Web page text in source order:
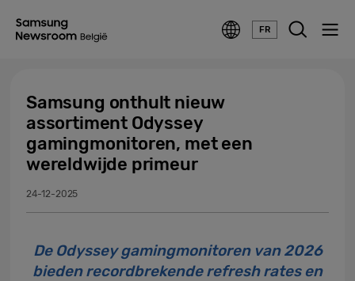
FR
Samsung onthult nieuw
assortiment Odyssey
gamingmonitoren, met een
wereldwijde primeur
24-12-2025
De Odyssey gamingmonitoren van 2026
bieden recordbrekende refresh rates en